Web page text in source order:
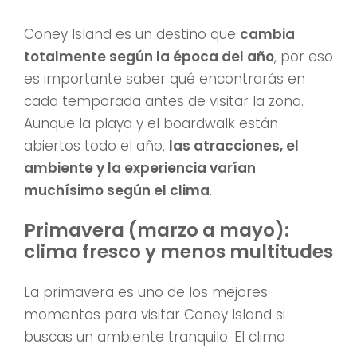
Coney Island es un destino que cambia
totalmente según la época del año, por eso
es importante saber qué encontrarás en
cada temporada antes de visitar la zona.
Aunque la playa y el boardwalk están
abiertos todo el año, las atracciones, el
ambiente y la experiencia varían
muchísimo según el clima.
Primavera (marzo a mayo):
clima fresco y menos multitudes
La primavera es uno de los mejores
momentos para visitar Coney Island si
buscas un ambiente tranquilo. El clima